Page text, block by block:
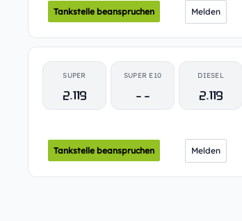
Tankstelle beanspruchen Melden
SUPER
2.119
SUPER E10
- -
DIESEL
2.119
Tankstelle beanspruchen Melden